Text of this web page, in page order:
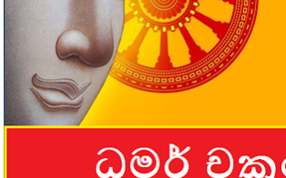
Song Lyrics - මතක අලුතින් ලියන්න ගීතයේ පද පෙළ
- සඳක් ඇවිත් ගීතයේ පද පෙළ
- ශ්වේත සඳේ ගීතයේ පද පෙළ
ඉගිලී ගියා ගීතයේ පද පෙළ
- රැස් බලන් ගීතයේ පද පෙළ